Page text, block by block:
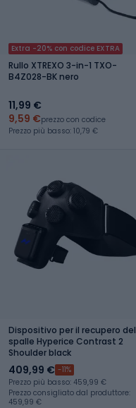
Extra -20% con codice EXTRA
Rullo XTREXO 3-in-1 TXO-
B4Z028-BK nero
11,99 €
9,59 €prezzo con codice
Prezzo più basso: 10,79 €
Dispositivo per il recupero
spalle Hyperice Contrast 2
Shoulder black
409,99 € -11%
Prezzo più basso: 459,99 €
Prezzo consigliato dal produttore:
459,99 €